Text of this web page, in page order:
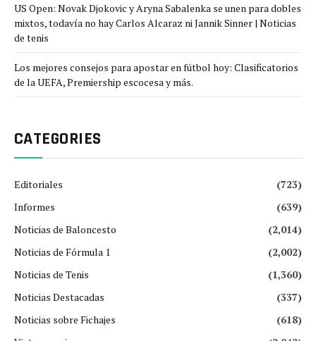
US Open: Novak Djokovic y Aryna Sabalenka se unen para dobles
mixtos, todavía no hay Carlos Alcaraz ni Jannik Sinner | Noticias
de tenis
Los mejores consejos para apostar en fútbol hoy: Clasificatorios
de la UEFA, Premiership escocesa y más.
CATEGORIES
Editoriales
(723)
Informes
(639)
Noticias de Baloncesto
(2,014)
Noticias de Fórmula 1
(2,002)
Noticias de Tenis
(1,360)
Noticias Destacadas
(337)
Noticias sobre Fichajes
(618)